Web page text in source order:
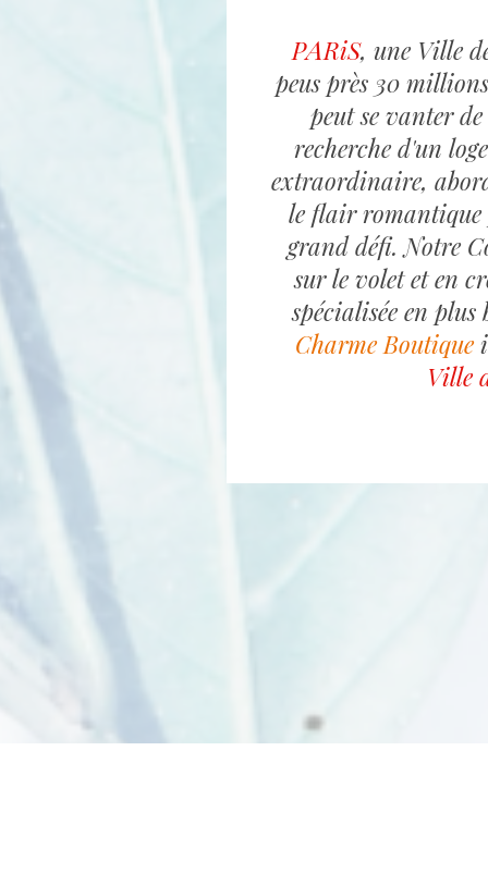
PARiS, une Ville
peus près 30
peut se vanter
recherche d'un
extraordinaire,
le flair
grand défi. Notre
sur le volet et en
spécialisée en
Charme Boutique
Ville